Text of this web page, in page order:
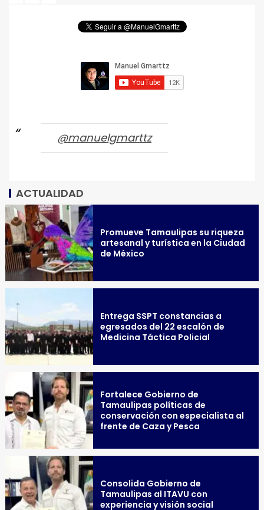
@manuelgmarttz
ACTUALIDAD
Promueve Tamaulipas su riqueza
artesanal y turística en la Ciudad
de México
Entrega SSPT constancias a
egresados del 22 escalón de
Medicina Táctica Policial
Fortalece Gobierno de
Tamaulipas políticas de
conservación con especialista al
frente de Caza y Pesca
Consolida Gobierno de
Tamaulipas al ITAVU con
experiencia y visión social